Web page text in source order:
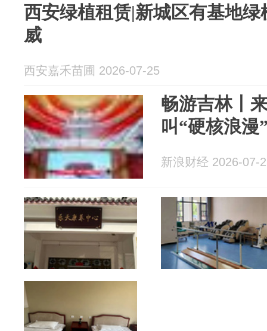
西安绿植租赁|新城区有基地
威
西安嘉禾苗圃 2026-07-25
畅游吉林丨
叫“硬核浪漫
新浪财经 2026-07-